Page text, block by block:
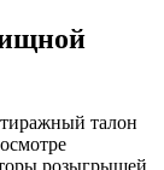
талон